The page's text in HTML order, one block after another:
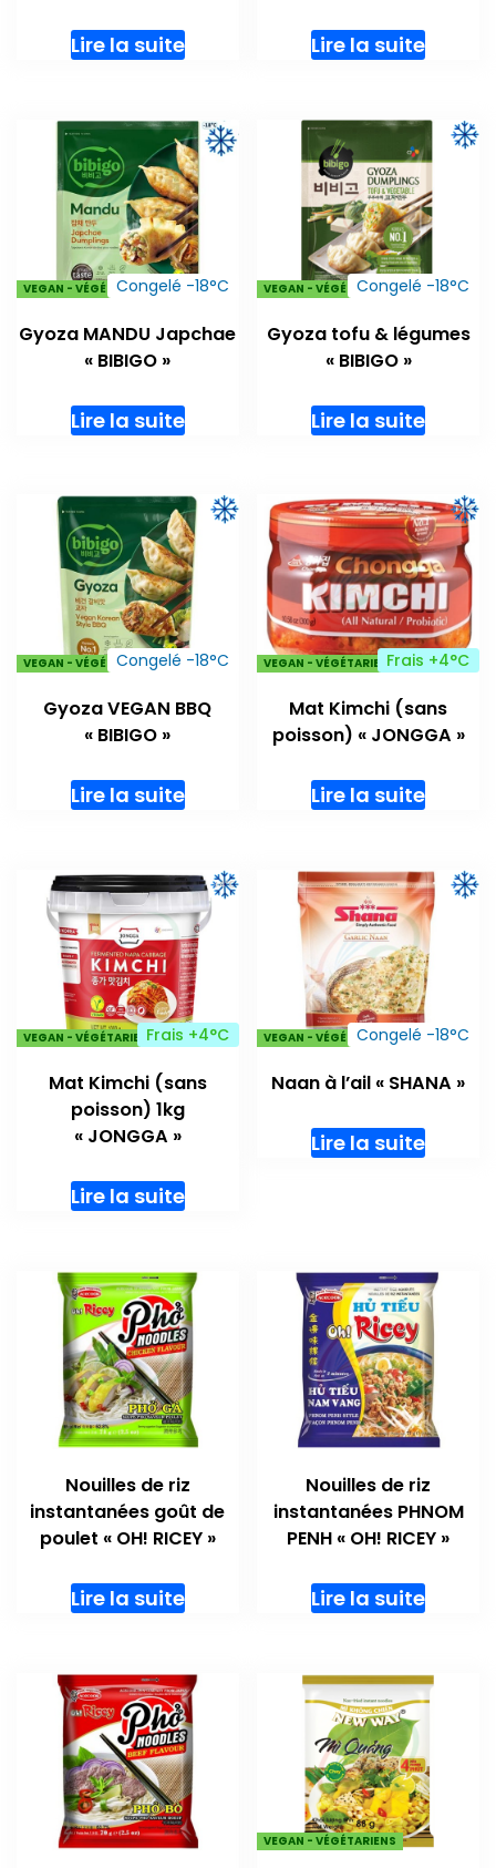
Lire la suite Lire la suite
VEGAN - VÉGÉTARIENSCongelé -18°C
Gyoza MANDU Japchae
« BIBIGO »
Lire la suite
VEGAN - VÉGÉTARIENSCongelé -18°C
Gyoza tofu & légumes
« BIBIGO »
Lire la suite
VEGAN - VÉGÉTARIENSCongelé -18°C
Gyoza VEGAN BBQ
« BIBIGO »
Lire la suite
VEGAN - VÉGÉTARIENSFrais +4°C
Mat Kimchi (sans
poisson) « JONGGA »
Lire la suite
VEGAN - VÉGÉTARIENSFrais +4°C
Mat Kimchi (sans
poisson) 1kg
« JONGGA »
Lire la suite
VEGAN - VÉGÉTARIENSCongelé -18°C
Naan à l’ail « SHANA »
Lire la suite
Nouilles de riz
instantanées goût de
poulet « OH! RICEY »
Lire la suite
Nouilles de riz
instantanées PHNOM
PENH « OH! RICEY »
Lire la suite
VEGAN - VÉGÉTARIENS